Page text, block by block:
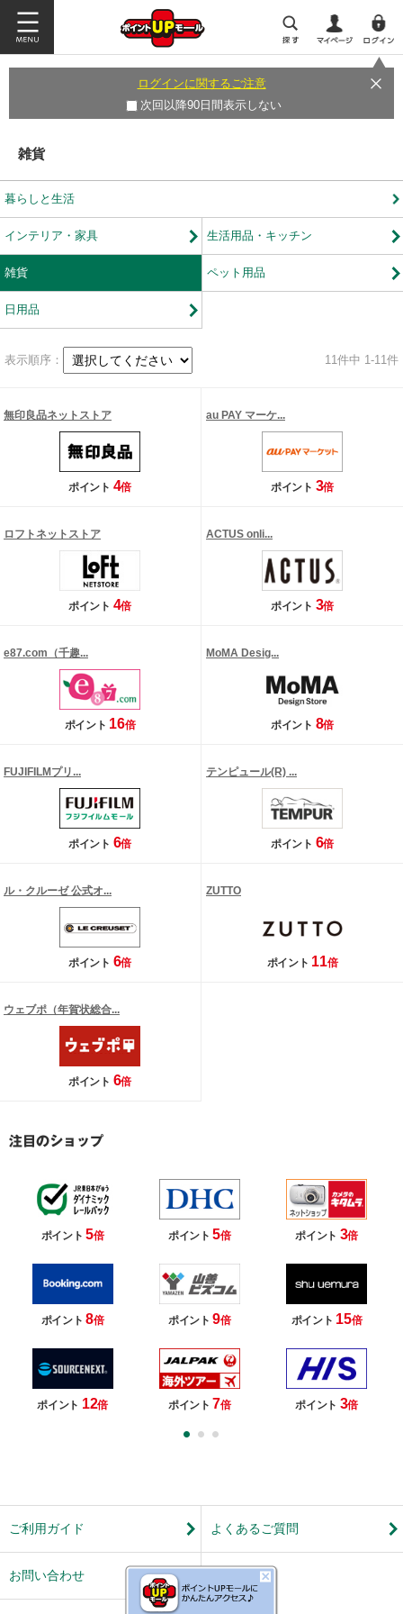
ログインに関するご注意
次回以降90日間表示しない
雑貨
暮らしと生活
インテリア・家具 生活用品・キッチン
雑貨 ペット用品
日用品
表示順序： 11件中 1-11件
無印良品ネットストア
ポイント 4倍
au PAY マーケ...
ポイント 3倍
ロフトネットストア
ポイント 4倍
ACTUS onli...
ポイント 3倍
e87.com（千趣...
ポイント 16倍
MoMA Desig...
ポイント 8倍
FUJIFILMプリ...
ポイント 6倍
テンピュール(R) ...
ポイント 6倍
ル・クルーゼ 公式オ...
ポイント 6倍
ZUTTO
ポイント 11倍
ウェブポ（年賀状総合...
ポイント 6倍
ポイント5倍 ポイント5倍 ポイント 3倍
ポイント8倍 ポイント9倍 ポイント 15倍
ポイント 12倍 ポイント 7倍 ポイント 3倍
ご利用ガイド よくあるご質問
お問い合わせ